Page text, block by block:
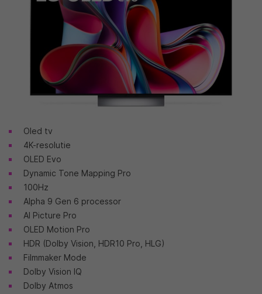
Oled tv
4K-resolutie
OLED Evo
Dynamic Tone Mapping Pro
100Hz
Alpha 9 Gen 6 processor
AI Picture Pro
OLED Motion Pro
HDR (Dolby Vision, HDR10 Pro, HLG)
Filmmaker Mode
Dolby Vision IQ
Dolby Atmos